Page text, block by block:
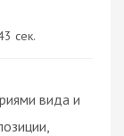
сек.
вида и